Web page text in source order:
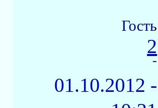
Гость
2
-
01.10.2012 -